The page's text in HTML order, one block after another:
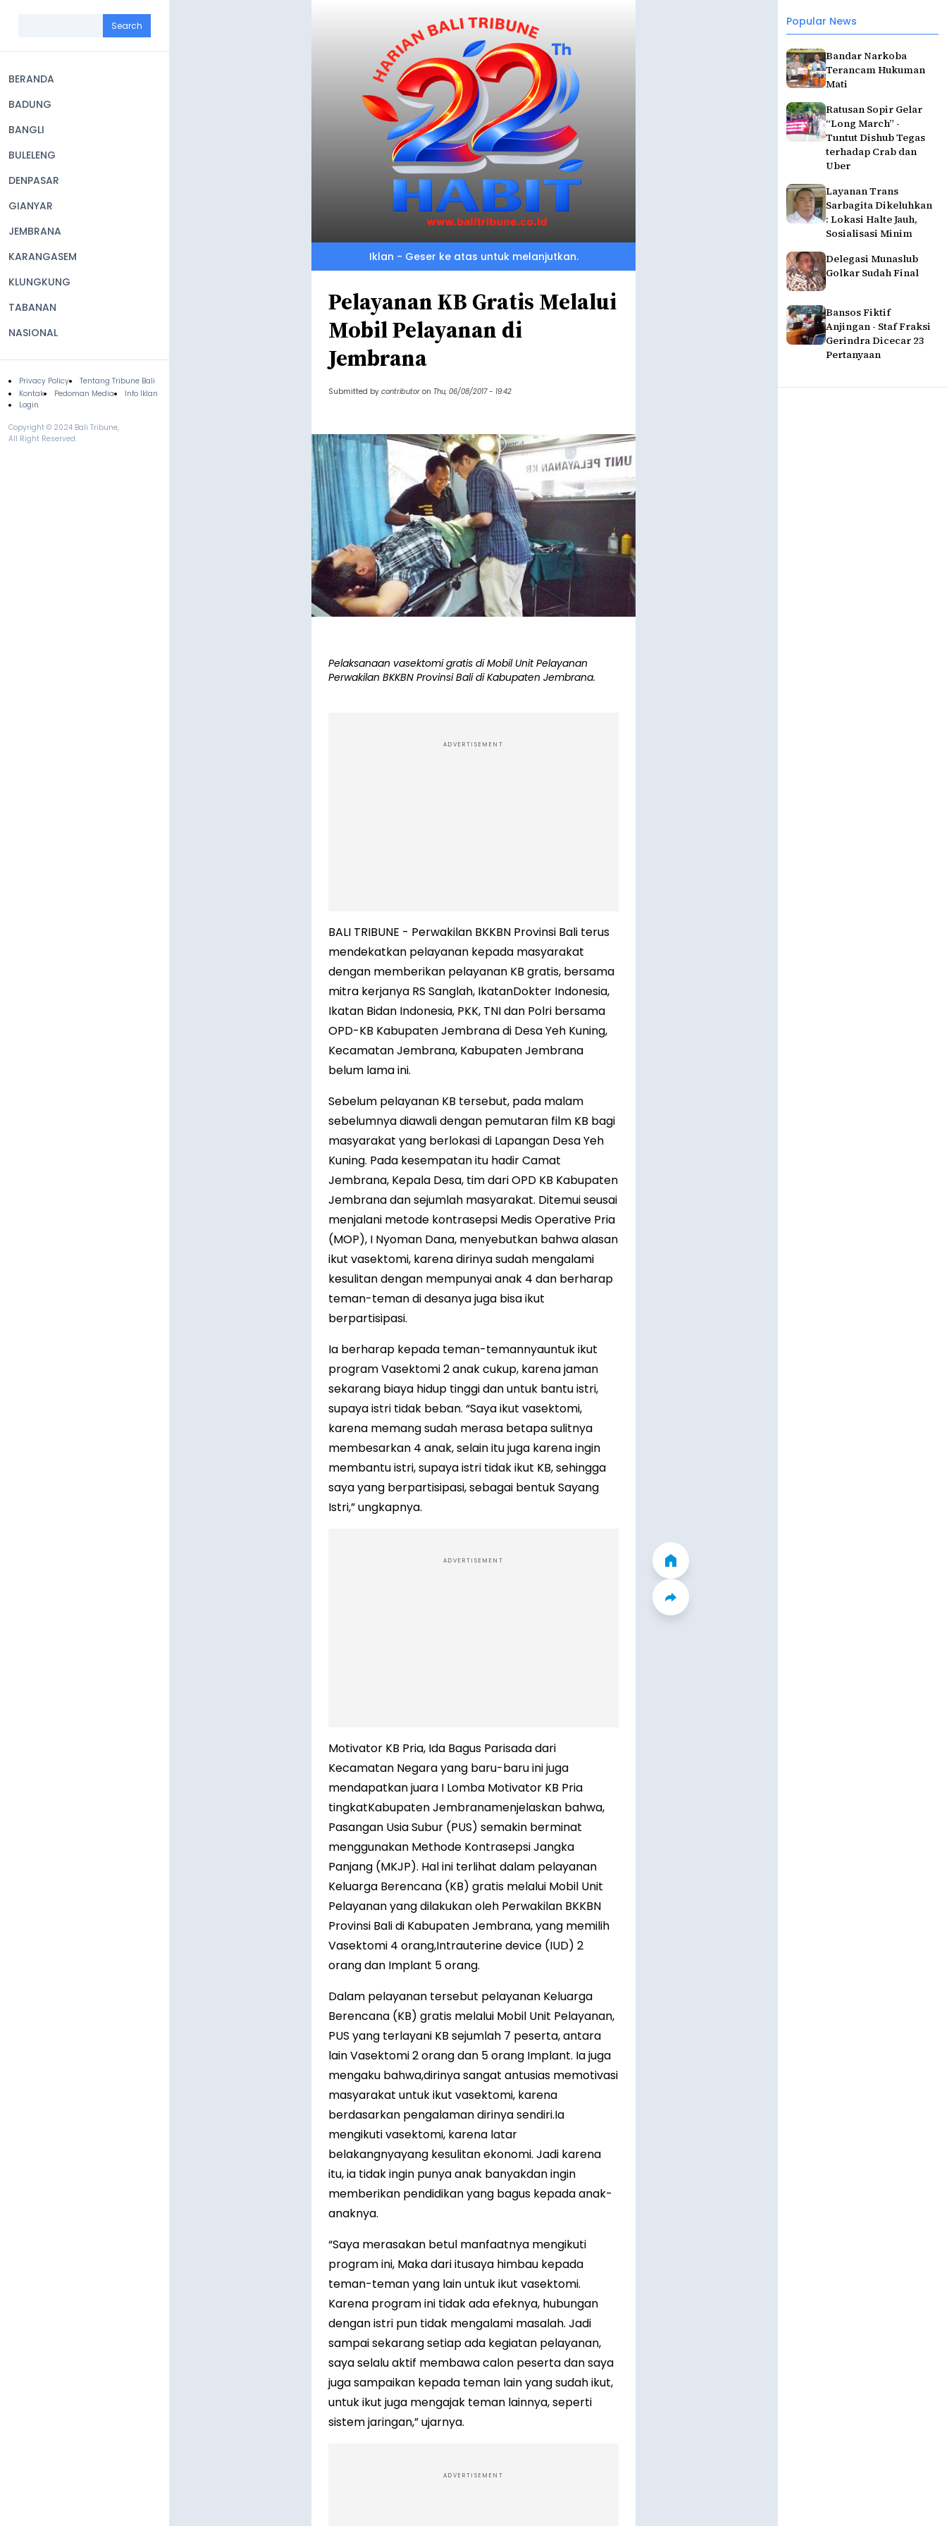
navigation
BERANDA
BADUNG
BANGLI
BULELENG
DENPASAR
GIANYAR
JEMBRANA
KARANGASEM
KLUNGKUNG
TABANAN
NASIONAL
Footer
Privacy Policy
Tentang Tribune Bali
Kontak
Pedoman Media
Info Iklan
Login
Copyright © 2024 Bali Tribune,
All Right Reserved.
Popular News
Bandar Narkoba
Terancam Hukuman
Mati
Ratusan Sopir Gelar
“Long March” -
Tuntut Dishub Tegas
terhadap Crab dan
Uber
Layanan Trans
Sarbagita Dikeluhkan
: Lokasi Halte Jauh,
Sosialisasi Minim
Delegasi Munaslub
Golkar Sudah Final
Bansos Fiktif
Anjingan - Staf Fraksi
Gerindra Dicecar 23
Pertanyaan
Iklan - Geser ke atas untuk melanjutkan.
Pelayanan KB Gratis Melalui
Mobil Pelayanan di
Jembrana
Submitted by contributor on Thu, 06/08/2017 - 19:42
Pelaksanaan vasektomi gratis di Mobil Unit Pelayanan
Perwakilan BKKBN Provinsi Bali di Kabupaten Jembrana.
ADVERTISEMENT
BALI TRIBUNE - Perwakilan BKKBN Provinsi Bali terus
mendekatkan pelayanan kepada masyarakat
dengan memberikan pelayanan KB gratis, bersama
mitra kerjanya RS Sanglah, IkatanDokter Indonesia,
Ikatan Bidan Indonesia, PKK, TNI dan Polri bersama
OPD-KB Kabupaten Jembrana di Desa Yeh Kuning,
Kecamatan Jembrana, Kabupaten Jembrana
belum lama ini.
Sebelum pelayanan KB tersebut, pada malam
sebelumnya diawali dengan pemutaran film KB bagi
masyarakat yang berlokasi di Lapangan Desa Yeh
Kuning. Pada kesempatan itu hadir Camat
Jembrana, Kepala Desa, tim dari OPD KB Kabupaten
Jembrana dan sejumlah masyarakat. Ditemui seusai
menjalani metode kontrasepsi Medis Operative Pria
(MOP), I Nyoman Dana, menyebutkan bahwa alasan
ikut vasektomi, karena dirinya sudah mengalami
kesulitan dengan mempunyai anak 4 dan berharap
teman-teman di desanya juga bisa ikut
berpartisipasi.
Ia berharap kepada teman-temannyauntuk ikut
program Vasektomi 2 anak cukup, karena jaman
sekarang biaya hidup tinggi dan untuk bantu istri,
supaya istri tidak beban. “Saya ikut vasektomi,
karena memang sudah merasa betapa sulitnya
membesarkan 4 anak, selain itu juga karena ingin
membantu istri, supaya istri tidak ikut KB, sehingga
saya yang berpartisipasi, sebagai bentuk Sayang
Istri,” ungkapnya.
ADVERTISEMENT
Motivator KB Pria, Ida Bagus Parisada dari
Kecamatan Negara yang baru-baru ini juga
mendapatkan juara I Lomba Motivator KB Pria
tingkatKabupaten Jembranamenjelaskan bahwa,
Pasangan Usia Subur (PUS) semakin berminat
menggunakan Methode Kontrasepsi Jangka
Panjang (MKJP). Hal ini terlihat dalam pelayanan
Keluarga Berencana (KB) gratis melalui Mobil Unit
Pelayanan yang dilakukan oleh Perwakilan BKKBN
Provinsi Bali di Kabupaten Jembrana, yang memilih
Vasektomi 4 orang,Intrauterine device (IUD) 2
orang dan Implant 5 orang.
Dalam pelayanan tersebut pelayanan Keluarga
Berencana (KB) gratis melalui Mobil Unit Pelayanan,
PUS yang terlayani KB sejumlah 7 peserta, antara
lain Vasektomi 2 orang dan 5 orang Implant. Ia juga
mengaku bahwa,dirinya sangat antusias memotivasi
masyarakat untuk ikut vasektomi, karena
berdasarkan pengalaman dirinya sendiri.Ia
mengikuti vasektomi, karena latar
belakangnyayang kesulitan ekonomi. Jadi karena
itu, ia tidak ingin punya anak banyakdan ingin
memberikan pendidikan yang bagus kepada anak-
anaknya.
“Saya merasakan betul manfaatnya mengikuti
program ini, Maka dari itusaya himbau kepada
teman-teman yang lain untuk ikut vasektomi.
Karena program ini tidak ada efeknya, hubungan
dengan istri pun tidak mengalami masalah. Jadi
sampai sekarang setiap ada kegiatan pelayanan,
saya selalu aktif membawa calon peserta dan saya
juga sampaikan kepada teman lain yang sudah ikut,
untuk ikut juga mengajak teman lainnya, seperti
sistem jaringan,” ujarnya.
ADVERTISEMENT